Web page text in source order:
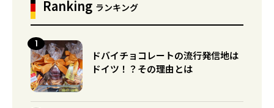
Ranking ランキング
ドバイチョコレートの流行発信地は
ドイツ！？その理由とは